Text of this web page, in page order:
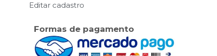
Editar cadastro
Formas de pagamento